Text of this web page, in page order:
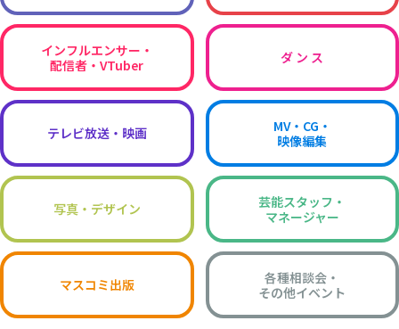
インフルエンサー・
配信者・VTuber
ダ ン ス
テレビ放送・映画
MV・CG・
映像編集
写真・デザイン
芸能スタッフ・
マネージャー
マスコミ出版
各種相談会・
その他イベント